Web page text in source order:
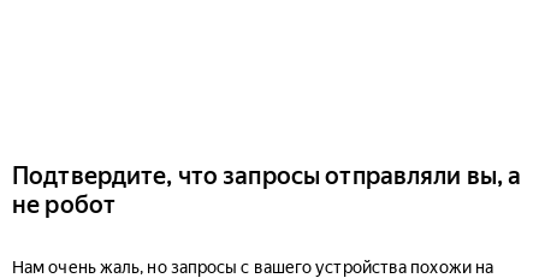
Подтвердите, что запросы отправляли вы, а
не робот
Нам очень жаль, но запросы с вашего устройства похожи на